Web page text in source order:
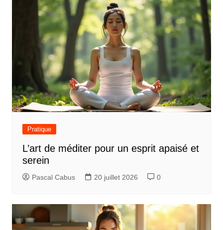
Pratique
L’art de méditer pour un esprit apaisé et
serein
Pascal Cabus 20 juillet 2026 0